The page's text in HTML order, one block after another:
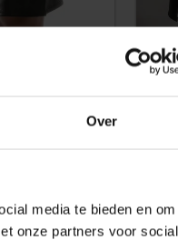
Over
media te bieden en om
onze partners voor social
– KILT –
– PU-LEER –